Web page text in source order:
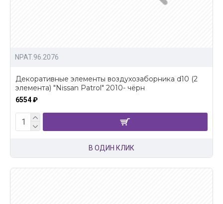
NPAT.96.2076
Декоративные элементы воздухозаборника d10 (2
элемента) "Nissan Patrol" 2010- чёрн
6554 ₽
В ОДИН КЛИК